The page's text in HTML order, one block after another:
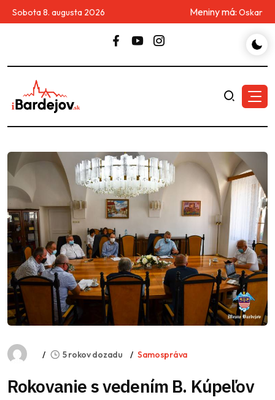
Sobota 8. augusta 2026 Meniny má: Oskar
5 rokov dozadu Samospráva
Rokovanie s vedením B. Kúpeľov